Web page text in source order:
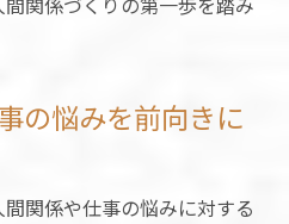
の悩みを前向きに
関係や仕事の悩みに対する